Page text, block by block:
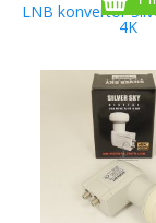
LNB konvertor
4K